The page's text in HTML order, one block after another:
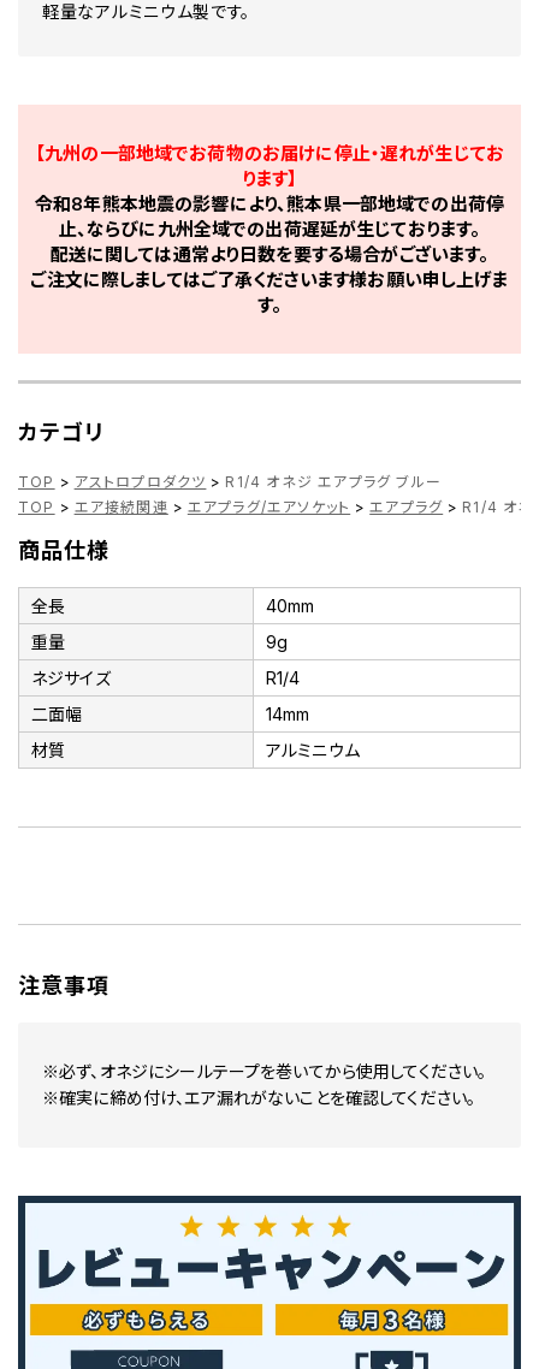
軽量なアルミニウム製です。
【九州の一部地域でお荷物のお届けに停止・遅れが生じてお
ります】
令和8年熊本地震の影響により、熊本県一部地域での出荷停
止、ならびに九州全域での出荷遅延が生じております。
配送に関しては通常より日数を要する場合がございます。
ご注文に際しましてはご了承くださいます様お願い申し上げま
す。
カテゴリ
TOP > アストロプロダクツ > R1/4 オネジ エアプラグ ブルー
TOP > エア接続関連 > エアプラグ/エアソケット > エアプラグ > R1/4 オネ
商品仕様
全長
40mm
重量
9g
ネジサイズ
R1/4
二面幅
14mm
材質
アルミニウム
注意事項
※必ず、オネジにシールテープを巻いてから使用してください。
※確実に締め付け、エア漏れがないことを確認してください。